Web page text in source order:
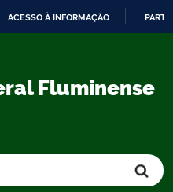
ACESSO À INFORMAÇÃO
Fluminense